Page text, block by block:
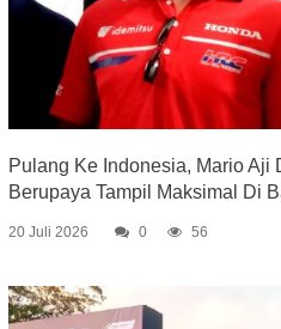
Pulang Ke Indonesia, Mario Aji
Berupaya Tampil Maksimal Di
20 Juli 2026 0 56